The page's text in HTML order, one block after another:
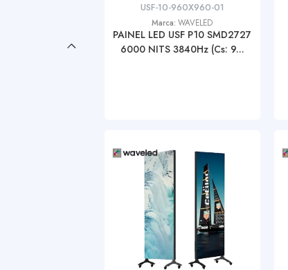
USF-10-960X960-01
Marca:WAVELED
PAINEL LED USF P10 SMD2727
6000 NITS 3840Hz (Cs: 9...